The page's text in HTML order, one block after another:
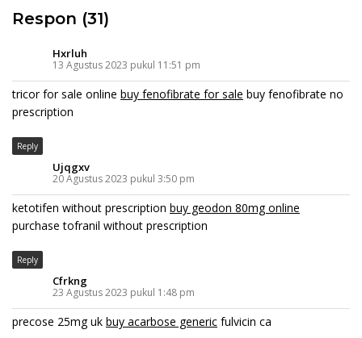
Respon (31)
Hxrluh
13 Agustus 2023 pukul 11:51 pm
tricor for sale online buy fenofibrate for sale buy fenofibrate no
prescription
Reply
Ujqgxv
20 Agustus 2023 pukul 3:50 pm
ketotifen without prescription buy geodon 80mg online
purchase tofranil without prescription
Reply
Cfrkng
23 Agustus 2023 pukul 1:48 pm
precose 25mg uk buy acarbose generic fulvicin ca